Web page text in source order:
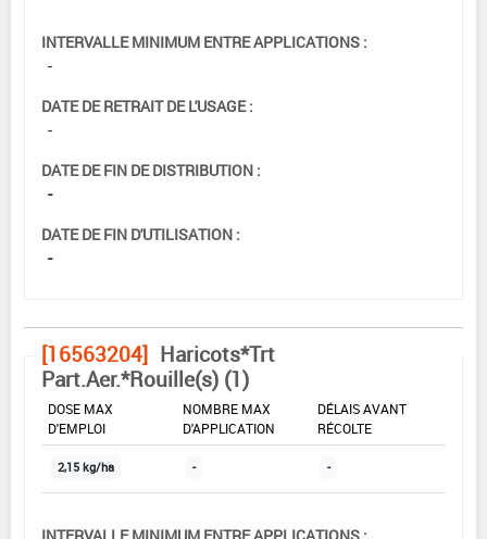
INTERVALLE MINIMUM ENTRE APPLICATIONS :
-
DATE DE RETRAIT DE L'USAGE :
-
DATE DE FIN DE DISTRIBUTION :
-
DATE DE FIN D'UTILISATION :
-
[16563204] Haricots*Trt
Part.Aer.*Rouille(s) (1)
DOSE MAX
D'EMPLOI
NOMBRE MAX
D'APPLICATION
DÉLAIS AVANT
RÉCOLTE
2,15 kg/ha - -
INTERVALLE MINIMUM ENTRE APPLICATIONS :